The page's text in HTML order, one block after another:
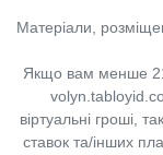
Матеріали,
Якщо вам менше 21
віртуальні гроші,
ставок та/інших